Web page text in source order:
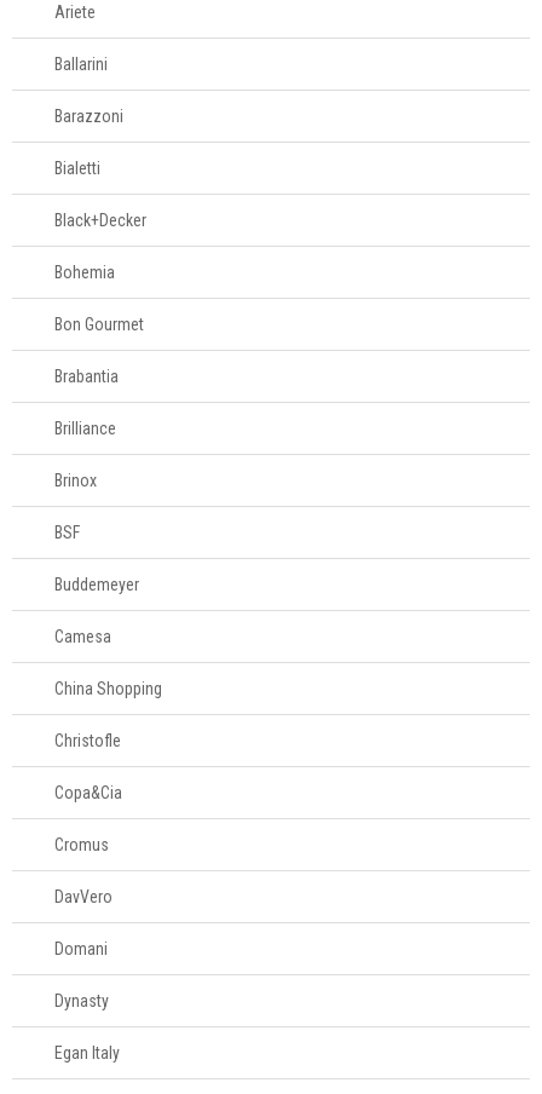
Conosco
61
996581061
Televendas
61
996588122
Ariete
Ballarini
Barazzoni
Bialetti
Black+Decker
Bohemia
Bon Gourmet
Brabantia
Brilliance
Brinox
BSF
Buddemeyer
Camesa
China Shopping
Christofle
Copa&Cia
Cromus
DavVero
Domani
Dynasty
Egan Italy